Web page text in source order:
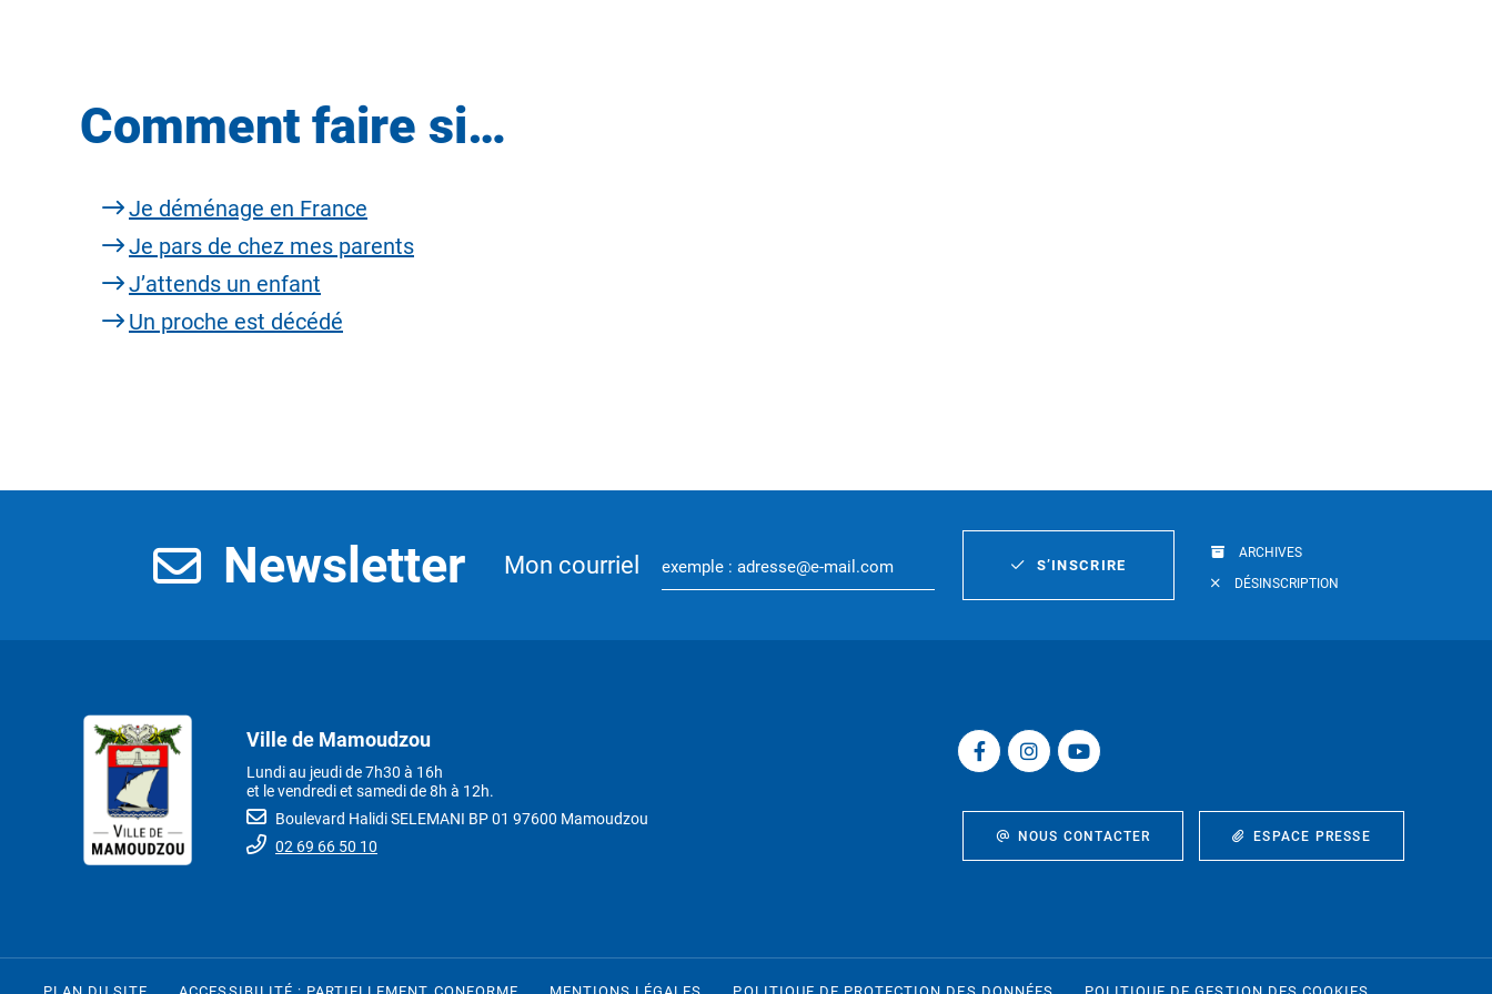
Comment faire si…
Je déménage en France
Je pars de chez mes parents
J’attends un enfant
Un proche est décédé
Newsletter Mon courriel S’INSCRIRE
ARCHIVES
DÉSINSCRIPTION
Ville de Mamoudzou
Lundi au jeudi de 7h30 à 16h
et le vendredi et samedi de 8h à 12h.
Boulevard Halidi SELEMANI BP 01 97600 Mamoudzou
02 69 66 50 10
NOUS CONTACTER ESPACE PRESSE